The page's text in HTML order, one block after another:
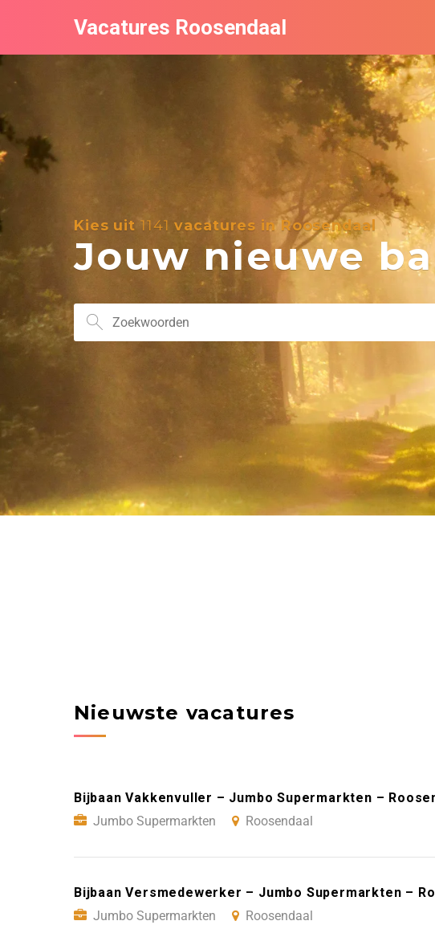
Vacatures Roosendaal
Kies uit 1141 vacatures in Roosendaal
Jouw nieuwe
Nieuwste vacatures
Bijbaan Vakkenvuller – Jumbo Supermarkten –
Jumbo Supermarkten
Roosendaal
Bijbaan Versmedewerker – Jumbo Supermarkten –
Jumbo Supermarkten
Roosendaal